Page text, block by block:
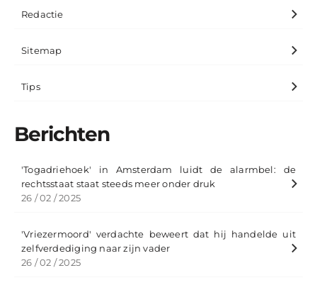
Redactie
Sitemap
Tips
Berichten
'Togadriehoek' in Amsterdam luidt de alarmbel: de
rechtsstaat staat steeds meer onder druk
26 / 02 / 2025
'Vriezermoord' verdachte beweert dat hij handelde uit
zelfverdediging naar zijn vader
26 / 02 / 2025